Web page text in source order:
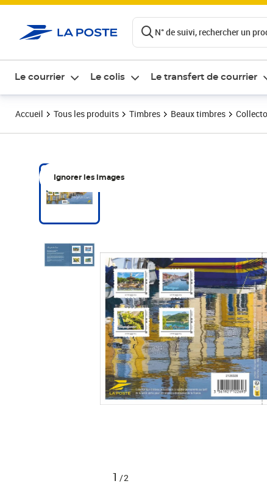
N° de suivi, rechercher un
Le courrier Le colis Le transfert de courrier
Accueil Tous les produits Timbres Beaux timbres
Ignorer les images
1 /2